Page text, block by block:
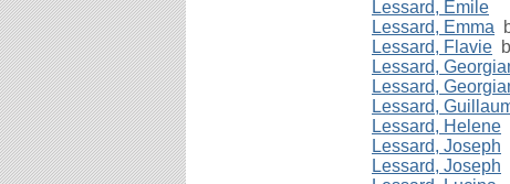
Lessard, Emile
Lessard, Emma
Lessard, Flavie
Lessard,
Lessard,
Lessard,
Lessard, Helene
Lessard, Joseph
Lessard, Joseph